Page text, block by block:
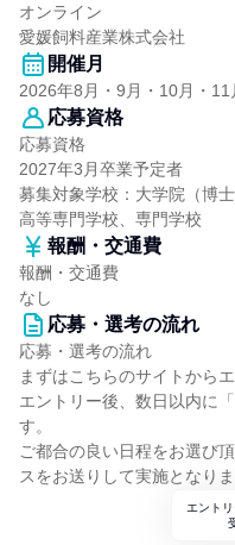
オンライン
愛媛飼料産業株式会社
開催月
2026年8月・9月・10月・
応募資格
応募資格
2027年3月卒業予定者
募集対象学校：大学院（博
高等専門学校、専門学校
報酬・交通費
報酬・交通費
なし
応募・選考の流れ
応募・選考の流れ
まずはこちらのサイトから
エントリー後、数日以内に
す。
ご都合の良い日程をお選び
スをお送りして実施となりま
エント